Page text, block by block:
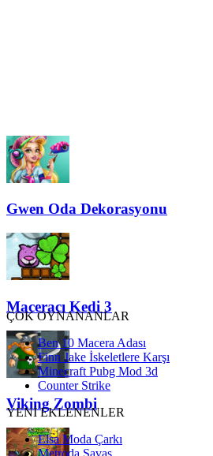
Gwen Oda Dekorasyonu
Maceracı Kedi 3
Viking Zombi
ÇOK OYNANANLAR
Ben 10 Macera Adası
Finn Jake İskeletlere Karşı
Minecraft Pubg Mod 3d
Counter Strike
YENİ EKLENENLER
Elsa Moda Çarkı
Metroda Savaş